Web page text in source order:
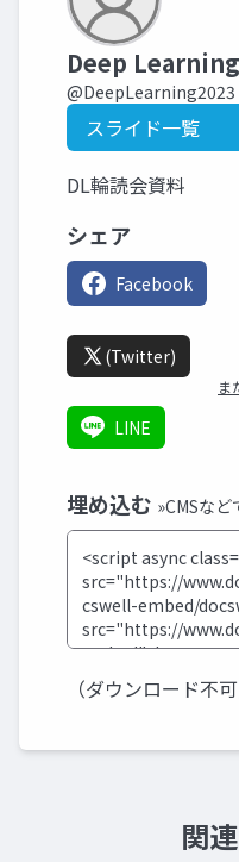
Deep
@DeepLearning2023
スライド一覧
DL輪読会資料
シェア
Facebook
(Twitter)
ま
LINE
埋め込む »CMSな
（ダウンロード不可
関